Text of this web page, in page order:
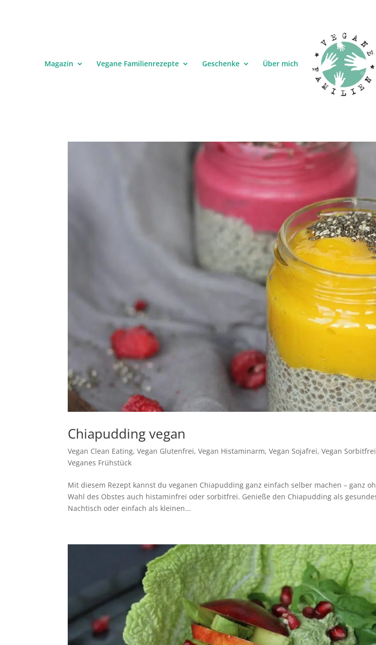
Magazin Vegane Familienrezepte Geschenke Über mich
Chiapudding vegan
Vegan Clean Eating,Vegan Glutenfrei,Vegan Histaminarm,Vegan Sojafrei,Vegan
Veganes Frühstück
Mit diesem Rezept kannst du veganen Chiapudding ganz einfach selber machen – ganz
Wahl des Obstes auch histaminfrei oder sorbitfrei. Genieße den Chiapudding als
Nachtisch oder einfach als kleinen...